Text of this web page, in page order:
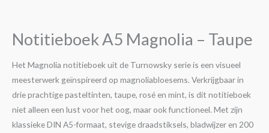
Notitieboek A5 Magnolia – Taupe
Het Magnolia notitieboek uit de Turnowsky serie is een visueel
meesterwerk geïnspireerd op magnoliabloesems. Verkrijgbaar in
drie prachtige pasteltinten, taupe, rosé en mint, is dit notitieboek
niet alleen een lust voor het oog, maar ook functioneel. Met zijn
klassieke DIN A5-formaat, stevige draadstiksels, bladwijzer en 200
Taupe